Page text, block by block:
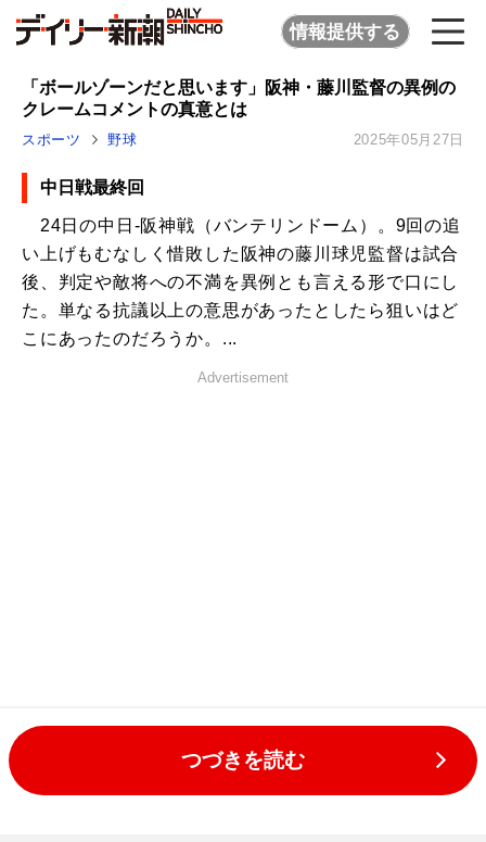
情報提供する
「ボールゾーンだと思います」阪神・藤川監督の異例の
クレームコメントの真意とは
スポーツ 野球 2025年05月27日
中日戦最終回
24日の中日-阪神戦（バンテリンドーム）。9回の追
い上げもむなしく惜敗した阪神の藤川球児監督は試合
後、判定や敵将への不満を異例とも言える形で口にし
た。単なる抗議以上の意思があったとしたら狙いはど
こにあったのだろうか。...
Advertisement
つづきを読む